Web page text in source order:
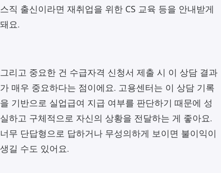
스직 출신이라면 재취업을 위한 CS 교육 등을 안내받게
돼요.
그리고 중요한 건 수급자격 신청서 제출 시 이 상담 결과
가 매우 중요하다는 점이에요. 고용센터는 이 상담 기록
을 기반으로 실업급여 지급 여부를 판단하기 때문에 성
실하고 구체적으로 자신의 상황을 전달하는 게 좋아요.
너무 단답형으로 답하거나 무성의하게 보이면 불이익이
생길 수도 있어요.